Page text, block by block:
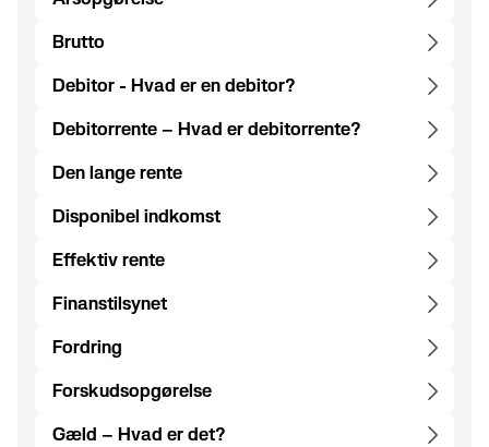
Brutto
Debitor - Hvad er en debitor?
Debitorrente – Hvad er debitorrente?
Den lange rente
Disponibel indkomst
Effektiv rente
Finanstilsynet
Fordring
Forskudsopgørelse
Gæld – Hvad er det?